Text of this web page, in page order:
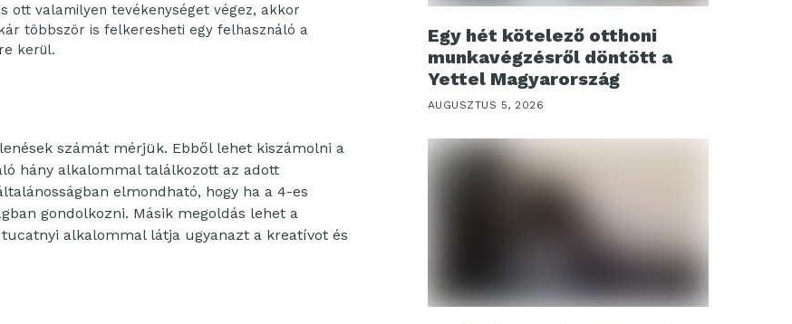
ott valamilyen tevékenységet végez, akkor
többször is felkeresheti egy felhasználó a
kerül.
számát mérjük. Ebből lehet kiszámolni a
hány alkalommal találkozott az adott
elmondható, hogy ha a 4-es
gondolkozni. Másik megoldás lehet a
alkalommal látja ugyanazt a kreatívot és
Egy hét kötelező otthoni
munkavégzésről döntött a
Yettel Magyarország
AUGUSZTUS 5, 2026